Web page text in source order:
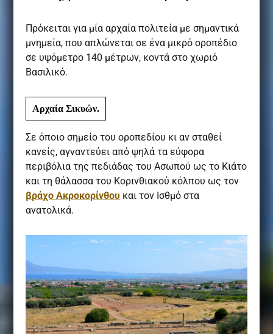
Πρόκειται για μία αρχαία πολιτεία µε σηµαντικά
µνηµεία, που απλώνεται σε ένα µικρό οροπέδιο
σε υψόµετρο 140 µέτρων, κοντά στο χωριό
Βασιλικό.
Αρχαία Σικυών.
Σε όποιο σηµείο του οροπεδίου κι αν σταθεί
κανείς, αγναντεύει από ψηλά τα εύφορα
περιβόλια της πεδιάδας του Ασωπού ως το Κιάτο
και τη θάλασσα του Κορινθιακού κόλπου ως τον
βράχο Ακροκορίνθου και τον Ισθµό στα
ανατολικά.